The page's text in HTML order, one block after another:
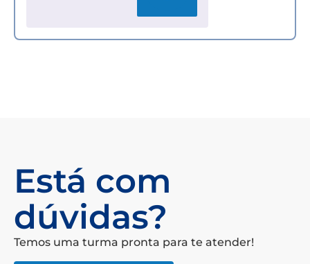
Está com
dúvidas?
Temos uma turma pronta para te atender!